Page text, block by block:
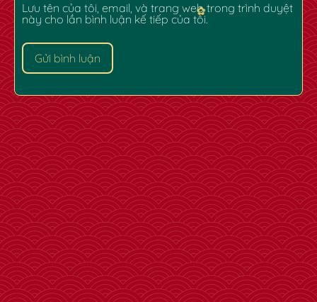
Lưu tên của tôi, email, và trang web trong trình duyệt
này cho lần bình luận kế tiếp của tôi.